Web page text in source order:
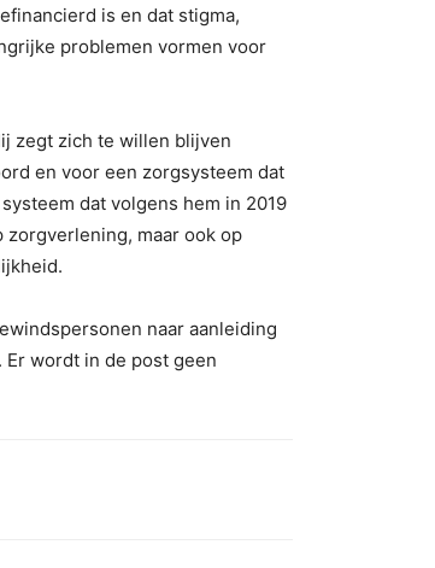
is en dat stigma,
problemen vormen voor
zegt zich te willen blijven
en voor een zorgsysteem dat
dat volgens hem in 2019
maar ook op
naar aanleiding
wordt in de post geen